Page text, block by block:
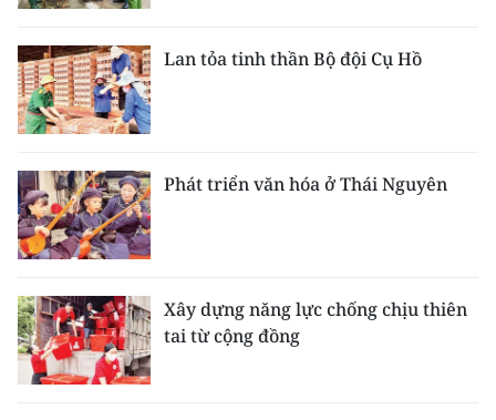
Lan tỏa tinh thần Bộ đội Cụ Hồ
Phát triển văn hóa ở Thái Nguyên
Xây dựng năng lực chống chịu thiên
tai từ cộng đồng